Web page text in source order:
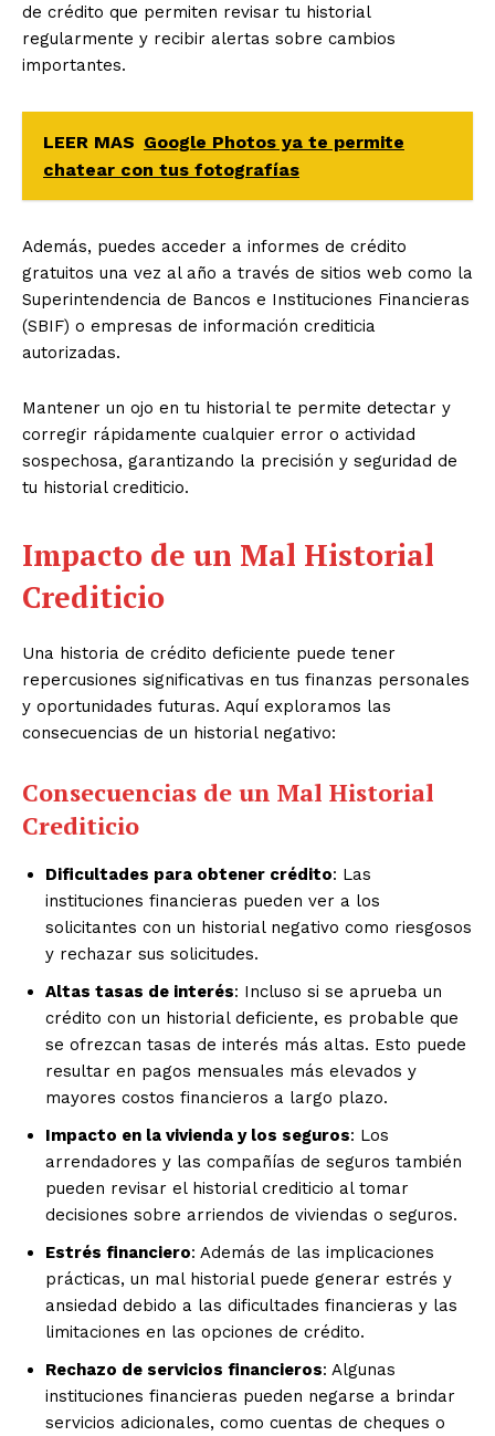
de crédito que permiten revisar tu historial
regularmente y recibir alertas sobre cambios
importantes.
LEER MAS Google Photos ya te permite
chatear con tus fotografías
Además, puedes acceder a informes de crédito
gratuitos una vez al año a través de sitios web como la
Superintendencia de Bancos e Instituciones Financieras
(SBIF) o empresas de información crediticia
autorizadas.
Mantener un ojo en tu historial te permite detectar y
corregir rápidamente cualquier error o actividad
sospechosa, garantizando la precisión y seguridad de
tu historial crediticio.
Impacto de un Mal Historial
Crediticio
Una historia de crédito deficiente puede tener
repercusiones significativas en tus finanzas personales
y oportunidades futuras. Aquí exploramos las
consecuencias de un historial negativo:
Consecuencias de un Mal Historial
Crediticio
Dificultades para obtener crédito: Las
instituciones financieras pueden ver a los
solicitantes con un historial negativo como riesgosos
y rechazar sus solicitudes.
Altas tasas de interés: Incluso si se aprueba un
crédito con un historial deficiente, es probable que
se ofrezcan tasas de interés más altas. Esto puede
resultar en pagos mensuales más elevados y
mayores costos financieros a largo plazo.
Impacto en la vivienda y los seguros: Los
arrendadores y las compañías de seguros también
pueden revisar el historial crediticio al tomar
decisiones sobre arriendos de viviendas o seguros.
Estrés financiero: Además de las implicaciones
prácticas, un mal historial puede generar estrés y
ansiedad debido a las dificultades financieras y las
limitaciones en las opciones de crédito.
Rechazo de servicios financieros: Algunas
instituciones financieras pueden negarse a brindar
servicios adicionales, como cuentas de cheques o